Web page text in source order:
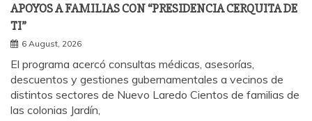
APOYOS A FAMILIAS CON “PRESIDENCIA CERQUITA DE
TI”
6 August, 2026
El programa acercó consultas médicas, asesorías,
descuentos y gestiones gubernamentales a vecinos de
distintos sectores de Nuevo Laredo Cientos de familias de
las colonias Jardín,